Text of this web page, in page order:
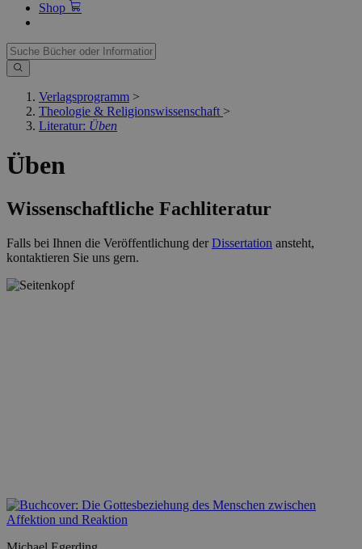
Shop
Verlagsprogramm >
Theologie & Religionswissenschaft >
Literatur: Üben
Üben
Wissenschaftliche Fachliteratur
Falls bei Ihnen die Veröffentlichung derDissertation ansteht,
kontaktieren Sie uns gern.